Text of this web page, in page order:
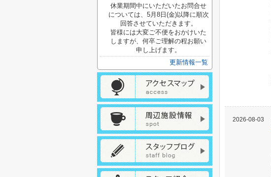
2026-08-03
休業期間中にいただいたお問合せ
については、5月8日(金)以降に順次
回答させていただきます。
皆様には大変ご不便をおかけいた
しますが、何卒ご理解の程お願い
申し上げます。
更新情報一覧